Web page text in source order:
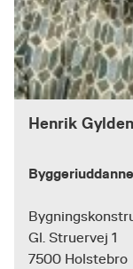
Henrik
Gl. Struervej 1
7500 Holstebro